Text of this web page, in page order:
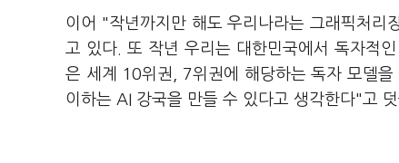
이어 "작년까지만 해도 우리나라는 그래픽처
고 있다. 또 작년 우리는 대한민국에서 독자적
은 세계 10위권, 7위권에 해당하는 독자 모델
이하는 AI 강국을 만들 수 있다고 생각한다"고 덧